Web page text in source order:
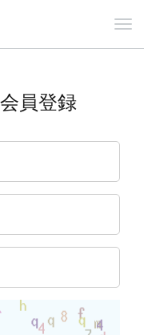
会員登録